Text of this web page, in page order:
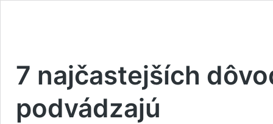
7 najčastejších
podvádzajú